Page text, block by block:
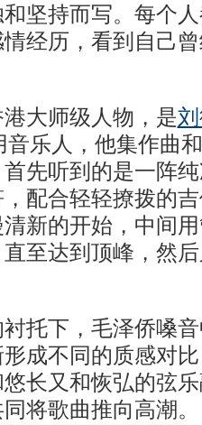
坚持而写。每个
经历，看到自己
。
大师级人物，是
音乐人，他集作曲
首先听到的是一阵
配合轻轻撩拨的
清新的开始，中间
至达到顶峰，然
下，毛泽侨嗓音
成不同的质感对
长又和恢弘的弦
同将歌曲推向高